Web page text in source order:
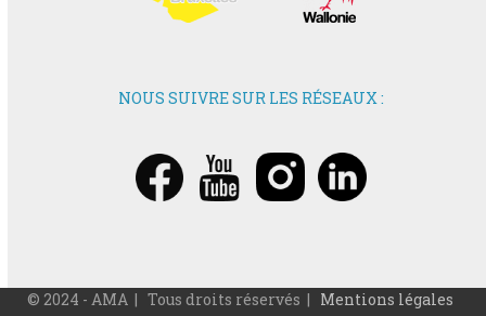
NOUS SUIVRE SUR LES RÉSEAUX :
© 2024 - AMA | Tous droits réservés | Mentions légales